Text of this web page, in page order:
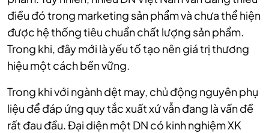
điều đó trong marketing sản phẩm và chưa thể hiện
được hệ thống tiêu chuẩn chất lượng sản phẩm.
Trong khi, đây mới là yếu tố tạo nên giá trị thương
hiệu một cách bền vững.
Trong khi với ngành dệt may, chủ động nguyên phụ
liệu để đáp ứng quy tắc xuất xứ vẫn đang là vấn đề
rất đau đầu. Đại diện một DN có kinh nghiệm XK